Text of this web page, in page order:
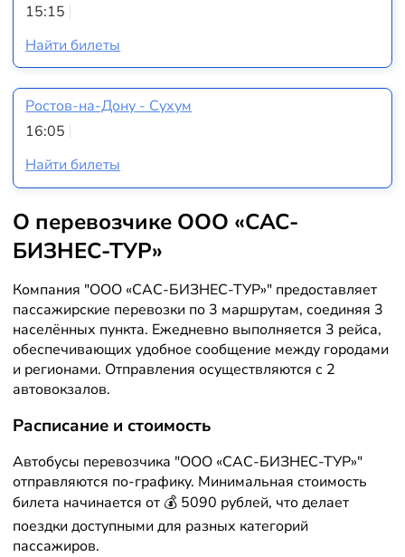
15:15
Найти билеты
Ростов-на-Дону - Сухум
16:05
Найти билеты
О перевозчике ООО «САС-
БИЗНЕС-ТУР»
Компания "ООО «САС-БИЗНЕС-ТУР»" предоставляет
пассажирские перевозки по 3 маршрутам, соединяя 3
населённых пункта. Ежедневно выполняется 3 рейса,
обеспечивающих удобное сообщение между городами
и регионами. Отправления осуществляются с 2
автовокзалов.
Расписание и стоимость
Автобусы перевозчика "ООО «САС-БИЗНЕС-ТУР»"
отправляются по-графику. Минимальная стоимость
билета начинается от 💰 5090 рублей, что делает
поездки доступными для разных категорий
пассажиров.